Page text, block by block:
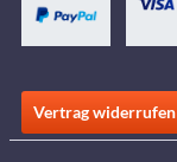
Vertrag widerrufen